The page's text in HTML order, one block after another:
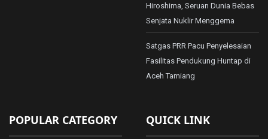
Hiroshima, Seruan Dunia Bebas
Senjata Nuklir Menggema
Satgas PRR Pacu Penyelesaian
Fasilitas Pendukung Huntap di
Aceh Tamiang
POPULAR CATEGORY QUICK LINK